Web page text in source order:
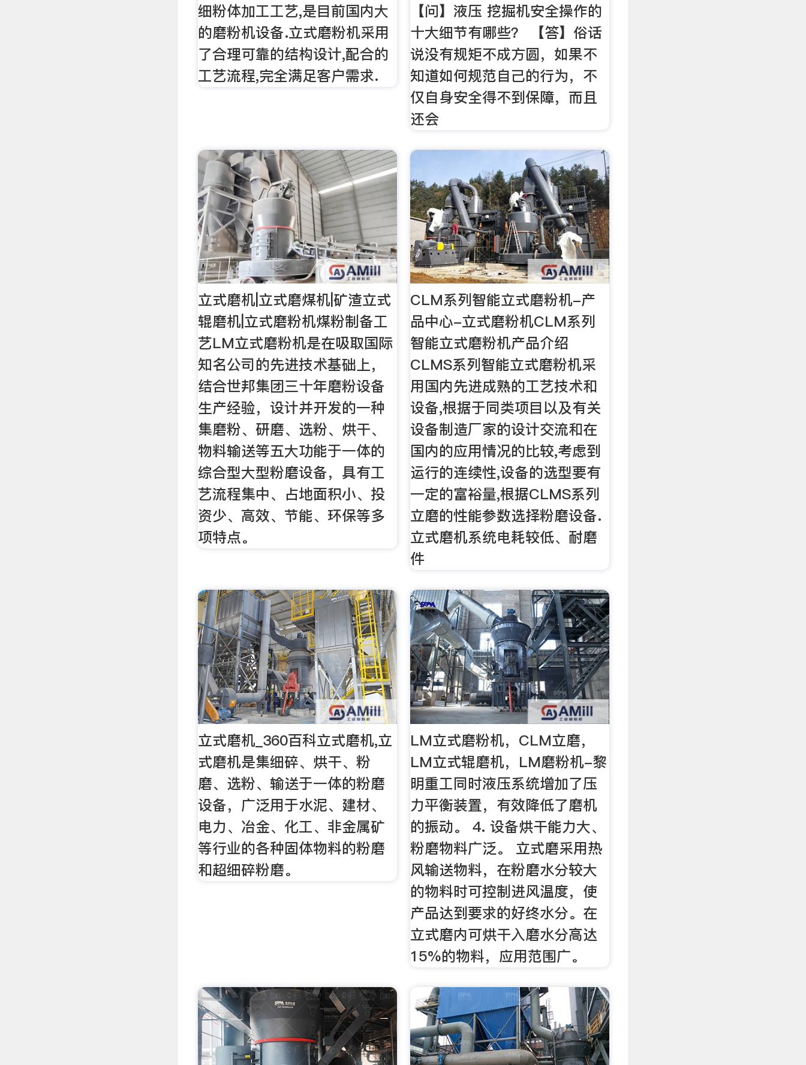
细粉体加工工艺,是目前国内大
的磨粉机设备.立式磨粉机采用
了合理可靠的结构设计,配合的
工艺流程,完全满足客户需求.
【问】液压 挖掘机安全操作的
十大细节有哪些？ 【答】俗话
说没有规矩不成方圆，如果不
知道如何规范自己的行为，不
仅自身安全得不到保障，而且
还会
立式磨机|立式磨煤机|矿渣立式
辊磨机|立式磨粉机煤粉制备工
艺LM立式磨粉机是在吸取国际
知名公司的先进技术基础上，
结合世邦集团三十年磨粉设备
生产经验，设计并开发的一种
集磨粉、研磨、选粉、烘干、
物料输送等五大功能于一体的
综合型大型粉磨设备，具有工
艺流程集中、占地面积小、投
资少、高效、节能、环保等多
项特点。
CLM系列智能立式磨粉机-产
品中心-立式磨粉机CLM系列
智能立式磨粉机产品介绍
CLMS系列智能立式磨粉机采
用国内先进成熟的工艺技术和
设备,根据于同类项目以及有关
设备制造厂家的设计交流和在
国内的应用情况的比较,考虑到
运行的连续性,设备的选型要有
一定的富裕量,根据CLMS系列
立磨的性能参数选择粉磨设备.
立式磨机系统电耗较低、耐磨
件
立式磨机_360百科立式磨机,立
式磨机是集细碎、烘干、粉
磨、选粉、输送于一体的粉磨
设备，广泛用于水泥、建材、
电力、冶金、化工、非金属矿
等行业的各种固体物料的粉磨
和超细碎粉磨。
LM立式磨粉机，CLM立磨，
LM立式辊磨机，LM磨粉机-黎
明重工同时液压系统增加了压
力平衡装置，有效降低了磨机
的振动。 4. 设备烘干能力大、
粉磨物料广泛。 立式磨采用热
风输送物料，在粉磨水分较大
的物料时可控制进风温度，使
产品达到要求的好终水分。在
立式磨内可烘干入磨水分高达
15%的物料，应用范围广。